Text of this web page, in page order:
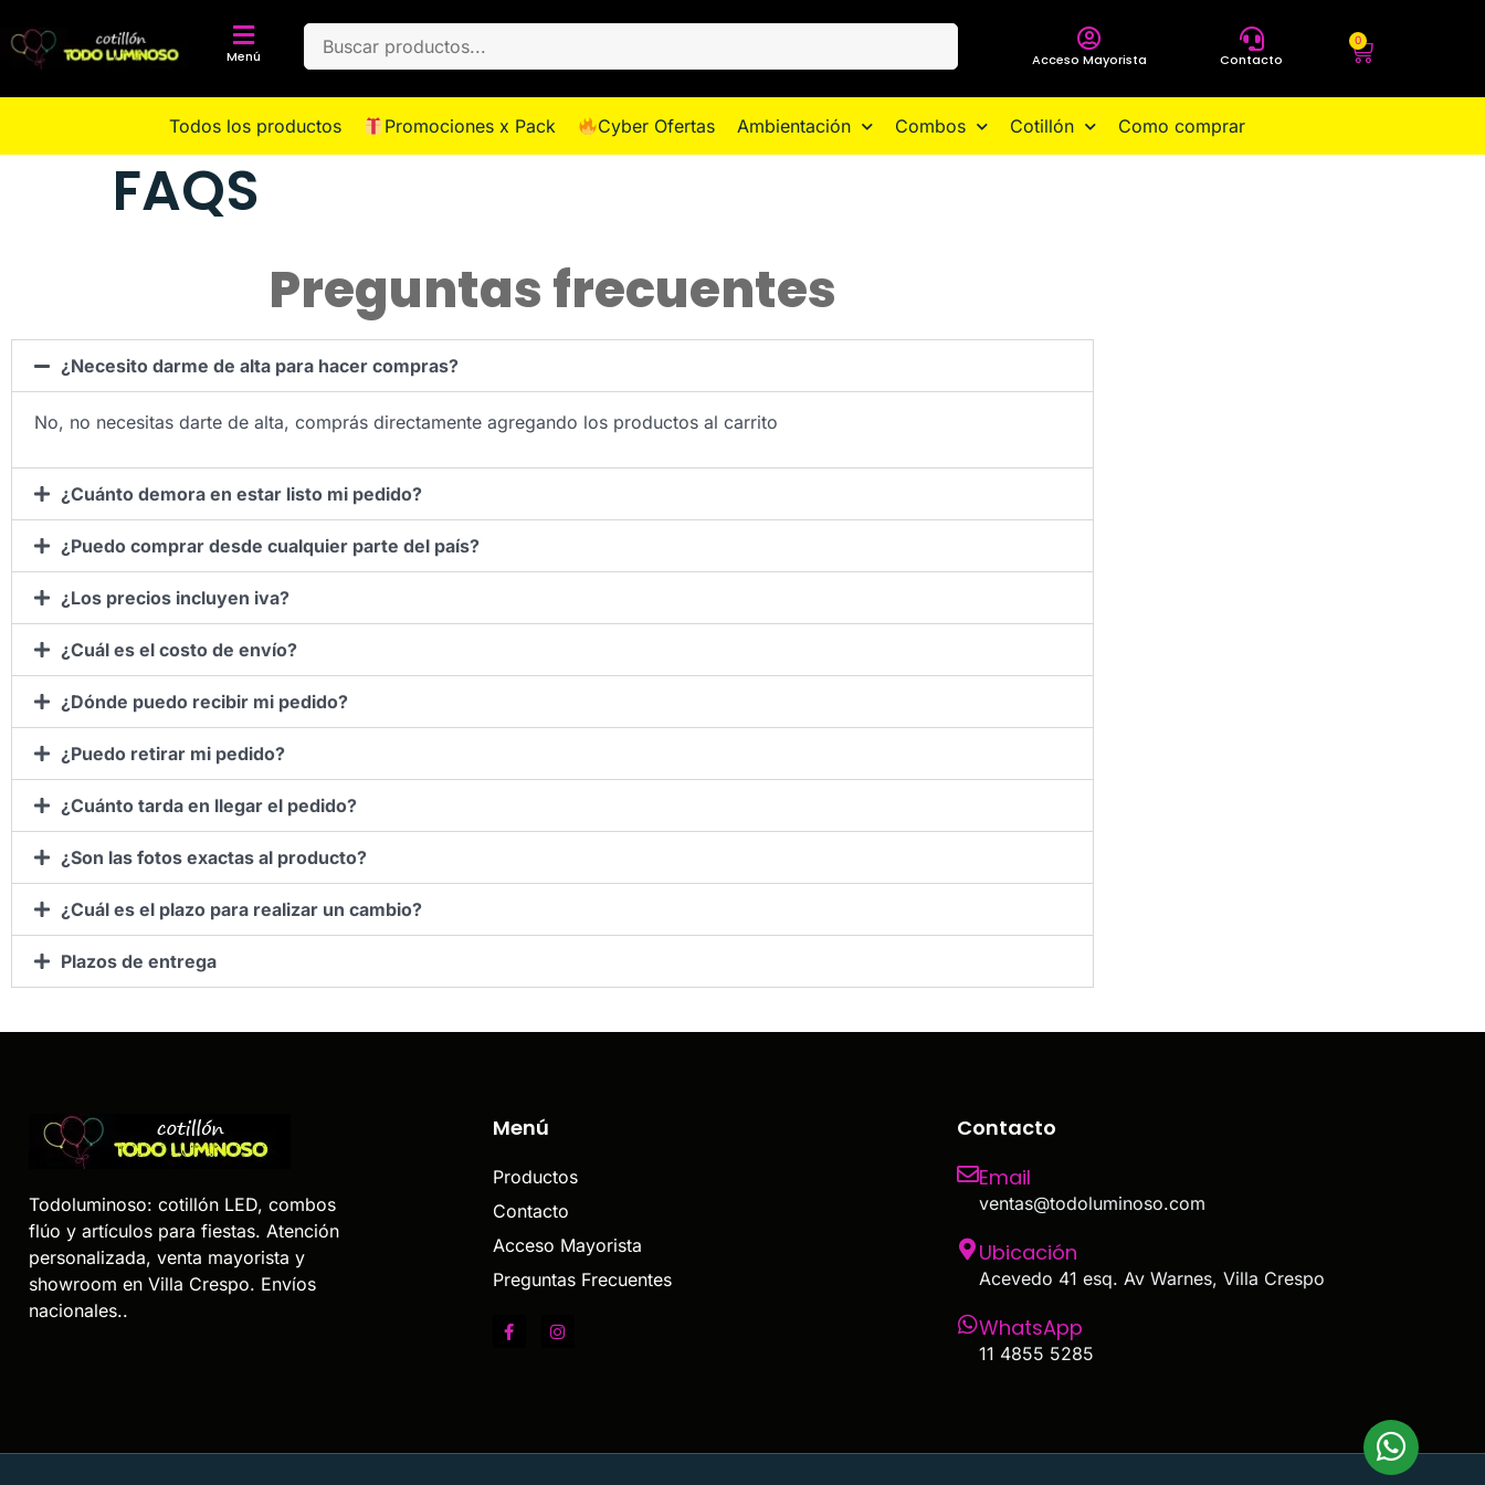
Menú Acceso Mayorista Contacto
0
Todos los productos Promociones x Pack Cyber Ofertas Ambientación Combos Cotillón Como comprar
FAQS
Preguntas frecuentes
¿Necesito darme de alta para hacer compras?
No, no necesitas darte de alta, comprás directamente agregando los productos al carrito
¿Cuánto demora en estar listo mi pedido?
¿Puedo comprar desde cualquier parte del país?
¿Los precios incluyen iva?
¿Cuál es el costo de envío?
¿Dónde puedo recibir mi pedido?
¿Puedo retirar mi pedido?
¿Cuánto tarda en llegar el pedido?
¿Son las fotos exactas al producto?
¿Cuál es el plazo para realizar un cambio?
Plazos de entrega
Todoluminoso: cotillón LED, combos
flúo y artículos para fiestas. Atención
personalizada, venta mayorista y
showroom en Villa Crespo. Envíos
nacionales..
Menú
Productos
Contacto
Acceso Mayorista
Preguntas Frecuentes
Contacto
Email
ventas@todoluminoso.com
Ubicación
Acevedo 41 esq. Av Warnes, Villa Crespo
WhatsApp
11 4855 5285